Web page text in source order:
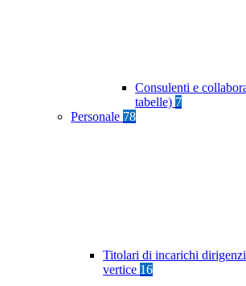
Consulenti e
tabelle) 7
Personale 78
Titolari di incarichi
vertice 16